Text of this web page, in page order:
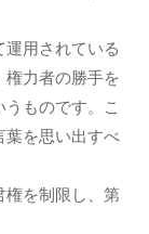
用されている
権力者の勝手を
ものです。こ
葉を思い出すべ
権を制限し、第